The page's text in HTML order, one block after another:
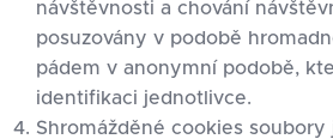
návštěvnosti a chování
posuzovány v podobě
pádem v anonymní podobě,
identifikaci jednotlivce.
Shromážděné cookies soubory